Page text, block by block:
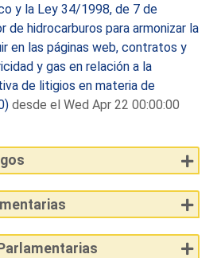
y la Ley 34/1998, de 7 de
hidrocarburos para armonizar la
en las páginas web, contratos y
y gas en relación a la
de litigios en materia de
desde el Wed Apr 22 00:00:00